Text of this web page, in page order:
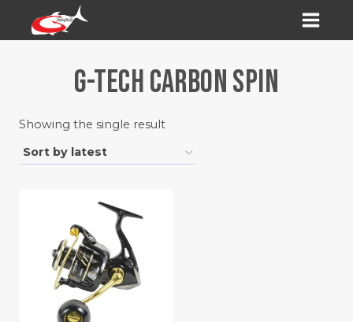
G-TECH CARBON SPIN
Showing the single result